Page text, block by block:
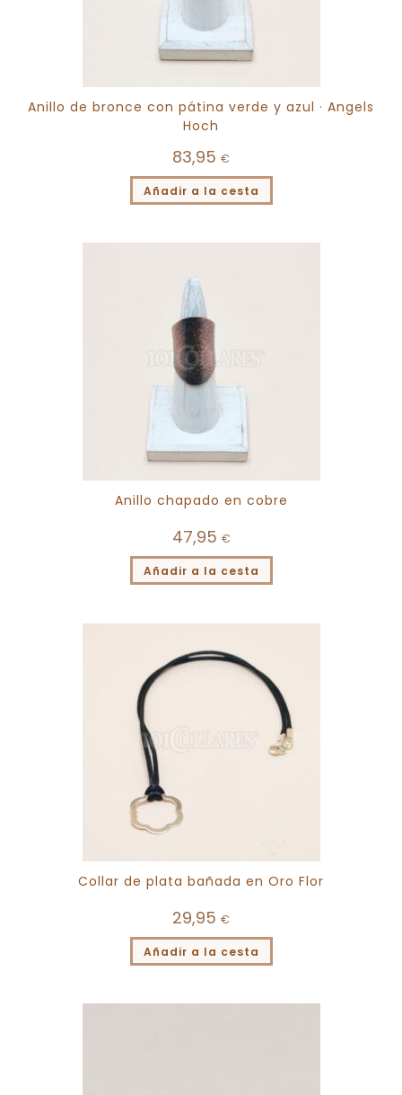
Anillo de bronce con pátina verde y azul · Angels
Hoch
83,95 €
Añadir a la cesta
Anillo chapado en cobre
47,95 €
Añadir a la cesta
Collar de plata bañada en Oro Flor
29,95 €
Añadir a la cesta